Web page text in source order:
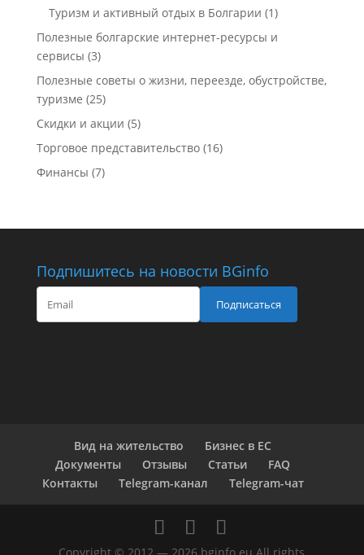
Туризм и активный отдых в Болгарии (1)
Полезные болгарские интернет-ресурсы и
сервисы (3)
Полезные советы о жизни, переезде, обустройстве,
туризме (25)
Скидки и акции (5)
Торговое представительство(16)
Финансы (7)
Подпишитесь на новости BGinfo
Подписаться
Вид на жительство
Бизнес в ЕС
Документы
Отзывы Статьи
FAQ
Контакты
Telegram-канал Telegram-чат